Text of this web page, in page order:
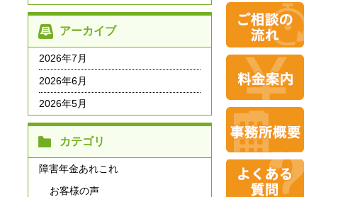
アーカイブ
2026年7月
2026年6月
2026年5月
カテゴリ
障害年金あれこれ
お客様の声